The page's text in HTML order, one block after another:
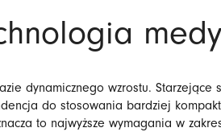
dynamicznego wzrostu.
do stosowania bardziej
to najwyższe wymagania w